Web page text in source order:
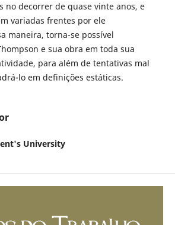
no decorrer de quase vinte anos, e
variadas frentes por ele
maneira, torna-se possível
e sua obra em toda sua
para além de tentativas mal
lo em definições estáticas.
University